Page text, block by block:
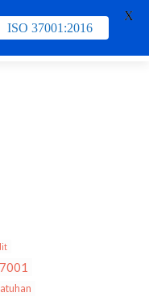
& Schedule
ISO 37001:2016
X